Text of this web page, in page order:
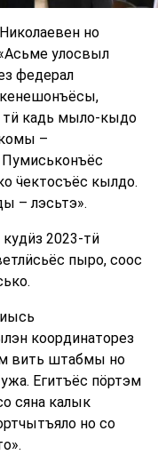
но
улосвыл
федерал
кадь мыло-кыдо
–
ӵектосъёс кылдо.
– лэсьтэ».
2023-тӥ
пыро, соос
координаторез
вить штабмы но
Егитъёс пӧртэм
сяна калык
но со